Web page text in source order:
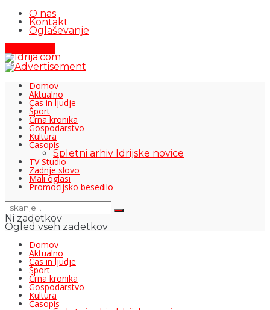
O nas
Kontakt
Oglaševanje
Domov
Aktualno
Čas in ljudje
Šport
Črna kronika
Gospodarstvo
Kultura
Časopis
Spletni arhiv Idrijske novice
TV Studio
Zadnje slovo
Mali oglasi
Promocijsko besedilo
Ni zadetkov
Ogled vseh zadetkov
Domov
Aktualno
Čas in ljudje
Šport
Črna kronika
Gospodarstvo
Kultura
Časopis